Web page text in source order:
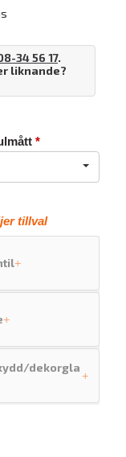
34 56 17.
liknande?
*
tillval
+
+
dekorgla
+